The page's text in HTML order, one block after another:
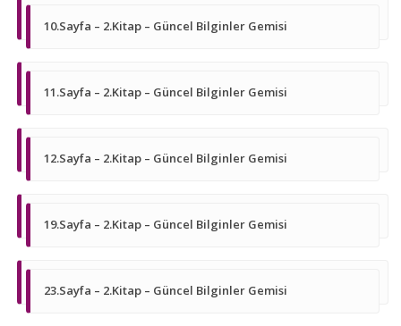
10.Sayfa – 2.Kitap – Güncel Bilginler Gemisi
11.Sayfa – 2.Kitap – Güncel Bilginler Gemisi
12.Sayfa – 2.Kitap – Güncel Bilginler Gemisi
19.Sayfa – 2.Kitap – Güncel Bilginler Gemisi
23.Sayfa – 2.Kitap – Güncel Bilginler Gemisi